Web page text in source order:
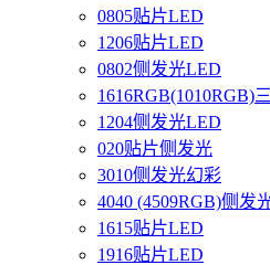
0805贴片LED
1206贴片LED
0802侧发光LED
1616RGB(1010RGB)
1204侧发光LED
020贴片侧发光
3010侧发光幻彩
4040 (4509RGB)侧发
1615贴片LED
1916贴片LED